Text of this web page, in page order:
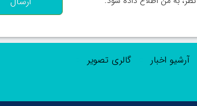
آرشیو اخبار
گالری تصویر